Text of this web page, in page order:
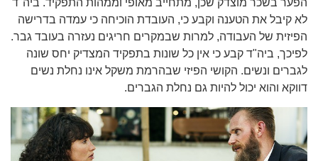
הפער בשכר מוצדק שכן, מתחייב מאופי וממהות התפקיד. ביה"ד
לא קיבל את הטענה וקבע כי, העובדת הוכיחה כי עמדה בדרישה
הפיזית של העבודה, למרות שבמקרים חריגים נעזרה בעובד גבר.
לפיכך, ביה"ד קבע כי אין כל שונות בתפקיד המצדיק יחס שונה
לגברים ונשים. הקושי הפיזי שבהרמת משקל אינו נחלת נשים
דווקא והוא יכול להיות גם נחלת הגברים.